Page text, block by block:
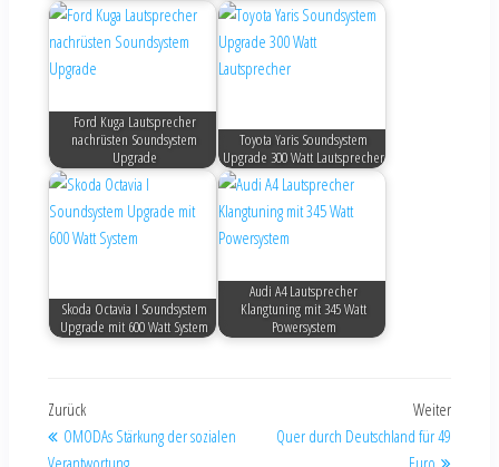
Ford Kuga Lautsprecher
nachrüsten Soundsystem
Upgrade
Toyota Yaris Soundsystem
Upgrade 300 Watt Lautsprecher
Skoda Octavia I Soundsystem
Upgrade mit 600 Watt System
Audi A4 Lautsprecher
Klangtuning mit 345 Watt
Powersystem
Zurück
OMODAs Stärkung der sozialen
Verantwortung
Weiter
Quer durch Deutschland für 49
Euro